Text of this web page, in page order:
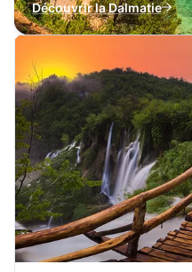
Découvrir la Dalmatie